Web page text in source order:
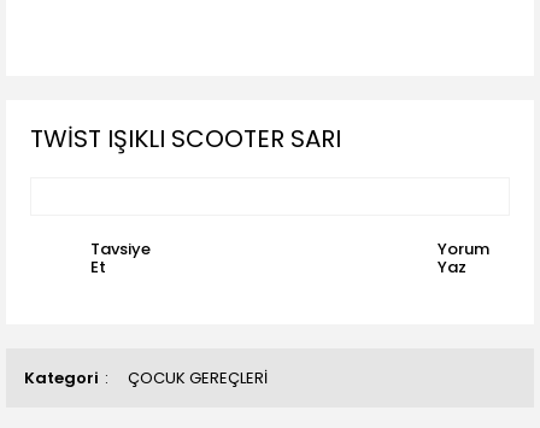
Kategori ÇOCUK GEREÇLERİ
TWİST IŞIKLI SCOOTER SARI
Tavsiye
Et
Yorum
Yaz